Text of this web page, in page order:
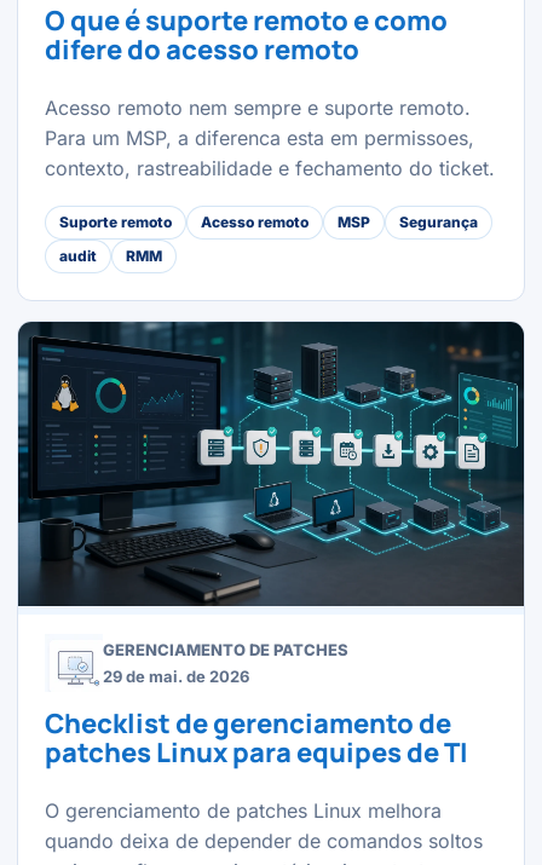
O que é suporte remoto e como
difere do acesso remoto
Acesso remoto nem sempre e suporte remoto.
Para um MSP, a diferenca esta em permissoes,
contexto, rastreabilidade e fechamento do ticket.
Suporte remoto Acesso remoto MSP
Segurança
audit
RMM
GERENCIAMENTO DE PATCHES
29 de mai. de 2026
Checklist de gerenciamento de
patches Linux para equipes de TI
O gerenciamento de patches Linux melhora
quando deixa de depender de comandos soltos